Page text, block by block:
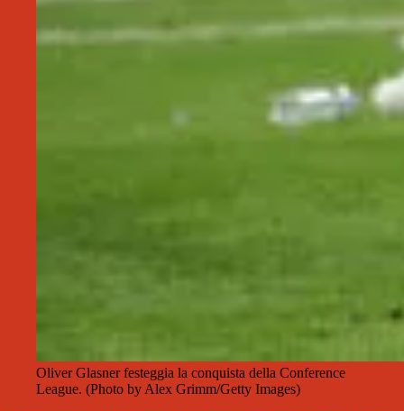
Oliver Glasner festeggia la conquista della Conference
League. (Photo by Alex Grimm/Getty Images)